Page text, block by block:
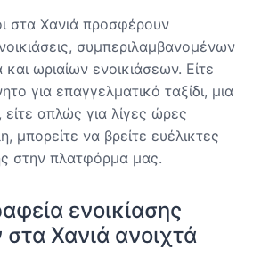
στα Χανιά προσφέρουν
συμπεριλαμβανομένων
ωριαίων ενοικιάσεων. Είτε
για επαγγελματικό ταξίδι, μια
απλώς για λίγες ώρες
μπορείτε να βρείτε ευέλικτες
στην πλατφόρμα μας.
ενοικίασης
Χανιά ανοιχτά